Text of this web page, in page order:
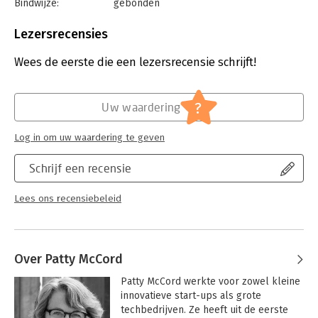
Bindwijze:
gebonden
Uitgever:
Verschijningsdatum:
25-1-2018
Lezersrecensies
Wees de eerste die een lezersrecensie schrijft!
Schrijf een recensie
Lees ons recensiebeleid
Uw waardering ?
Log in om uw waardering te geven
Over Patty McCord
Patty McCord werkte voor zowel kleine
innovatieve start-ups als grote
techbedrijven. Ze heeft uit de eerste